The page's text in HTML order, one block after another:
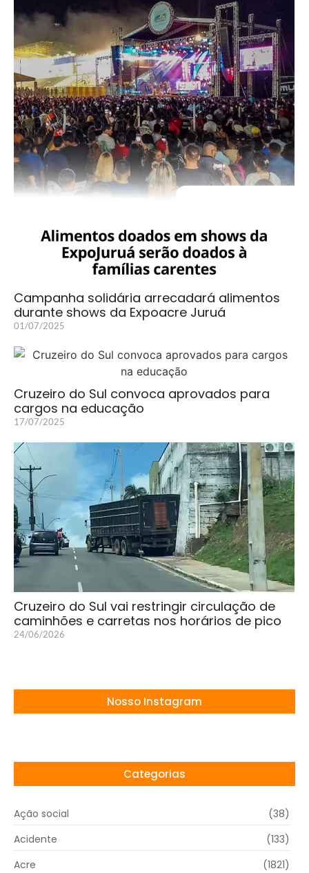
Campanha solidária arrecadará alimentos
durante shows da Expoacre Juruá
01/07/2025
Cruzeiro do Sul convoca aprovados para
cargos na educação
17/07/2025
Cruzeiro do Sul vai restringir circulação de
caminhões e carretas nos horários de pico
24/06/2026
Nosso Instagram
Categorias
Ação social
(38)
Acidente
(133)
Acre
(1821)